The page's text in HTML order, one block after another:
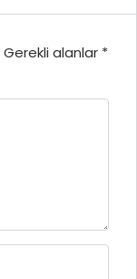
Gerekli alanlar *